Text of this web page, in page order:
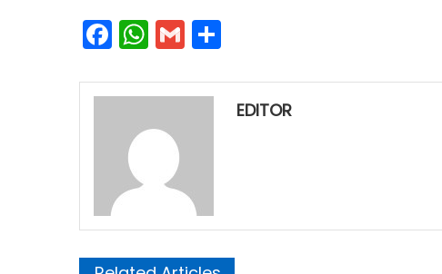
Facebook
WhatsApp
Gmail
EDITOR